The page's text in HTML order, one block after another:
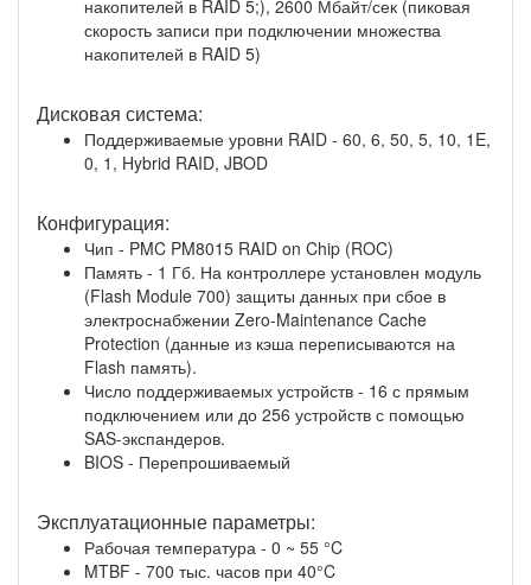
накопителей в RAID 5;), 2600 Мбайт/сек (пиковая
скорость записи при подключении множества
накопителей в RAID 5)
Дисковая система:
Поддерживаемые уровни RAID - 60, 6, 50, 5, 10, 1E,
0, 1, Hybrid RAID, JBOD
Конфигурация:
Чип - PMC PM8015 RAID on Chip (ROC)
Память - 1 Гб. На контроллере установлен модуль
(Flash Module 700) защиты данных при сбое в
электроснабжении Zero-Maintenance Cache
Protection (данные из кэша переписываются на
Flash память).
Число поддерживаемых устройств - 16 с прямым
подключением или до 256 устройств с помощью
SAS-экспандеров.
BIOS - Перепрошиваемый
Эксплуатационные параметры:
Рабочая температура - 0 ~ 55 °C
MTBF - 700 тыс. часов при 40°C